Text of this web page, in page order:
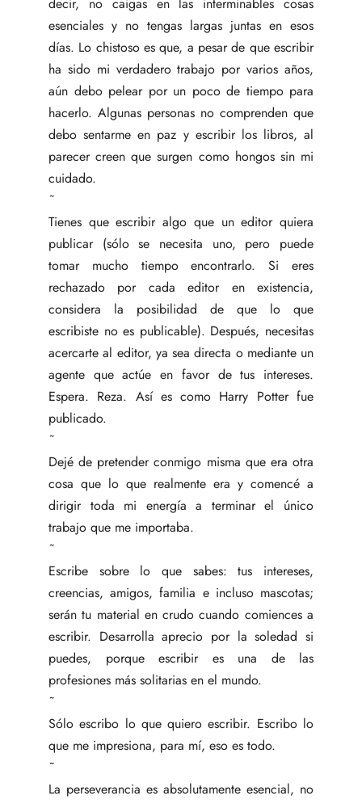
decir, no caigas en las interminables cosas
esenciales y no tengas largas juntas en esos
días. Lo chistoso es que, a pesar de que escribir
ha sido mi verdadero trabajo por varios años,
aún debo pelear por un poco de tiempo para
hacerlo. Algunas personas no comprenden que
debo sentarme en paz y escribir los libros, al
parecer creen que surgen como hongos sin mi
cuidado.
˜
Tienes que escribir algo que un editor quiera
publicar (sólo se necesita uno, pero puede
tomar mucho tiempo encontrarlo. Si eres
rechazado por cada editor en existencia,
considera la posibilidad de que lo que
escribiste no es publicable). Después, necesitas
acercarte al editor, ya sea directa o mediante un
agente que actúe en favor de tus intereses.
Espera. Reza. Así es como Harry Potter fue
publicado.
˜
Dejé de pretender conmigo misma que era otra
cosa que lo que realmente era y comencé a
dirigir toda mi energía a terminar el único
trabajo que me importaba.
˜
Escribe sobre lo que sabes: tus intereses,
creencias, amigos, familia e incluso mascotas;
serán tu material en crudo cuando comiences a
escribir. Desarrolla aprecio por la soledad si
puedes, porque escribir es una de las
profesiones más solitarias en el mundo.
˜
Sólo escribo lo que quiero escribir. Escribo lo
que me impresiona, para mí, eso es todo.
˜
La perseverancia es absolutamente esencial, no